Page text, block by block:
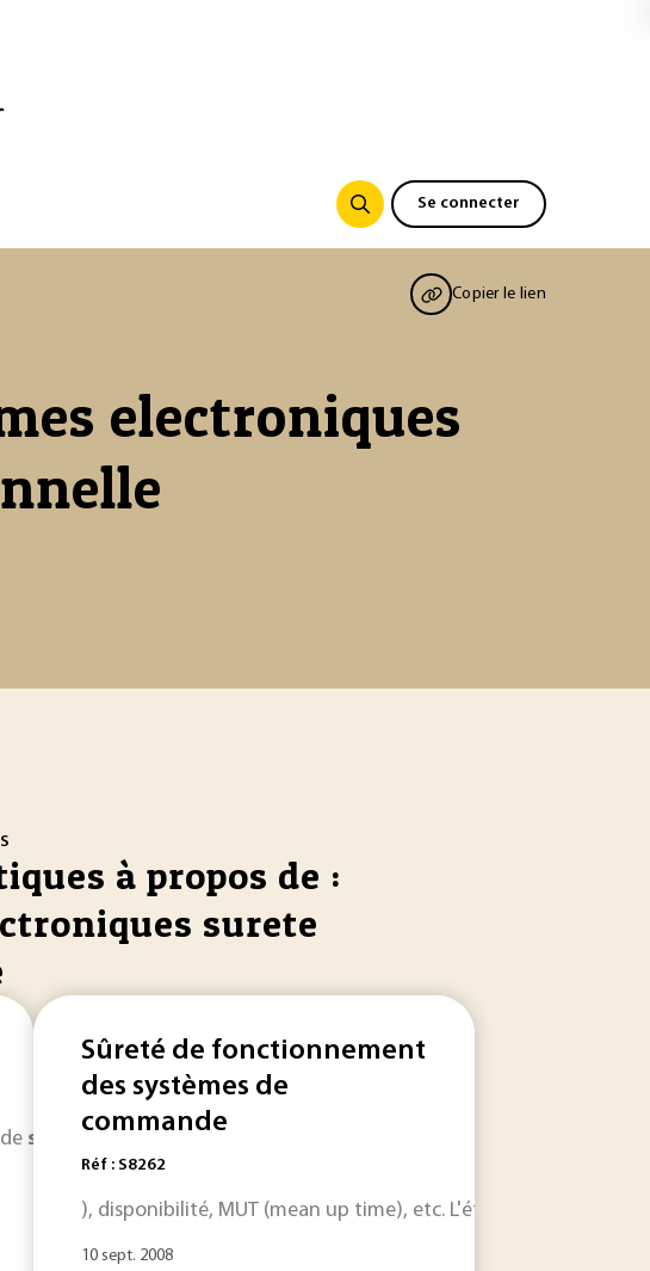
Se connecter
Copier le lien
electroniques
à propos de :
surete
(redondance... , que l’on note X . En
sûreté
Sûreté de fonctionnement
des systèmes de
commande
Réf : S8262
), disponibilité, MUT (mean up time), etc. L'étude de la
10 sept. 2008